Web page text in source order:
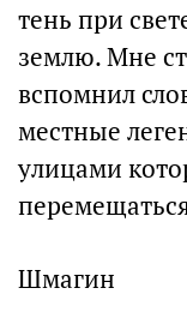
тень при
землю. Мне
вспомнил
местные
улицами
Шмагин